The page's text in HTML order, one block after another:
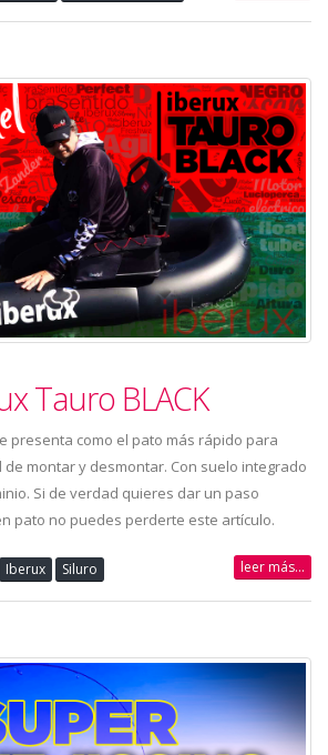
Tauro BLACK
presenta como el pato más rápido para
de montar y desmontar. Con suelo integrado
Si de verdad quieres dar un paso
pato no puedes perderte este artículo.
Iberux Siluro leer más...